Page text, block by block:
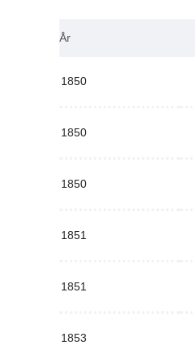
År
1850
1850
1850
1851
1851
1853